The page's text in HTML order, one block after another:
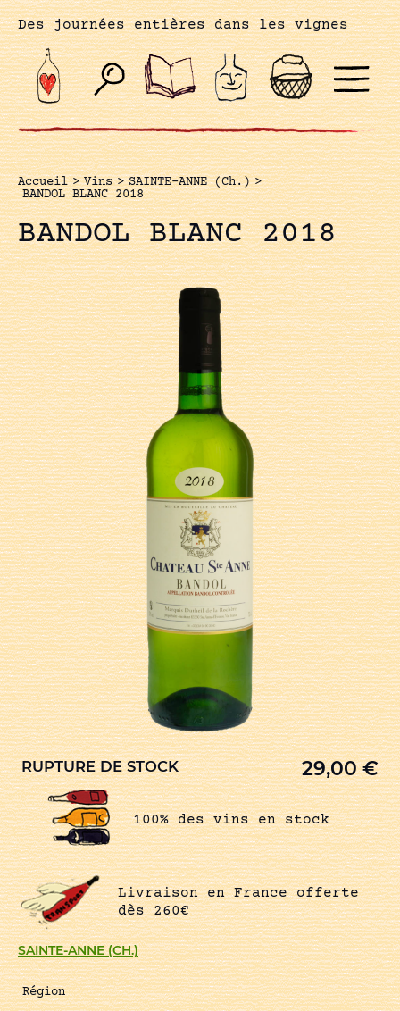
Des journées entières dans les vignes
Accueil > Vins > SAINTE-ANNE (Ch.) >
BANDOL BLANC 2018
BANDOL BLANC 2018
SAINTE-ANNE (CH.)
Région
RUPTURE DE STOCK 29,00€
100% des vins en stock
Livraison en France offerte
dès 260€